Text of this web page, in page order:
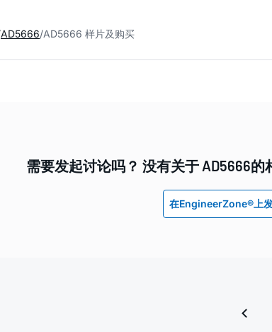
AD5666 AD5666 样片及购买
需要发起讨论吗？ 没有关于 AD5666
在EngineerZone®上